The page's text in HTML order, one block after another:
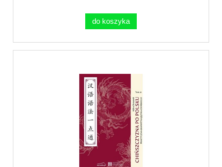
do koszyka